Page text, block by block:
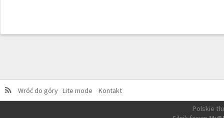
Wróć do góry Lite mode
Kontakt
Polskie